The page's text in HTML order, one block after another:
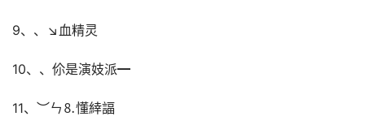
9、、↘血精灵
10、、伱是演妓派━
11、︶ㄣ⒏懂緈諨